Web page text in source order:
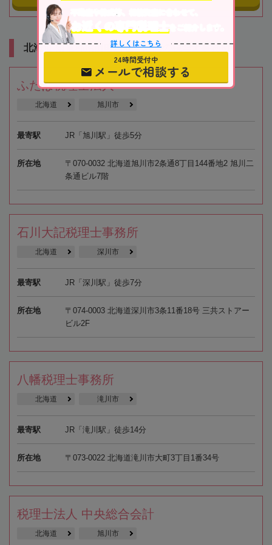
北海道 雨竜郡沼田町所在・近隣の税理士事務所
ふたば税理士法人
北海道 旭川市
最寄駅 JR「旭川駅」徒歩5分
所在地
〒070-0032 北海道旭川市2条通8丁目144番地2 旭川二
条通ビル7階
石川大記税理士事務所
北海道 深川市
最寄駅 JR「深川駅」徒歩7分
所在地
〒074-0003 北海道深川市3条11番18号 三共ストアー
ビル2F
八幡税理士事務所
北海道 滝川市
最寄駅 JR「滝川駅」徒歩14分
所在地 〒073-0022 北海道滝川市大町3丁目1番34号
税理士法人 中央総合会計
北海道 旭川市
不動産や株式等、相続資産に合わせて、
お近くの専門税理士 をご紹介します。
詳しくはこちら
24時間受付中
メールで相談する